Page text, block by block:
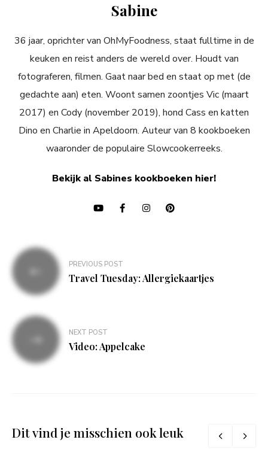
Sabine
36 jaar, oprichter van OhMyFoodness, staat fulltime in de
keuken en reist anders de wereld over. Houdt van
fotograferen, filmen. Gaat naar bed en staat op met (de
gedachte aan) eten. Woont samen zoontjes Vic (maart
2017) en Cody (november 2019), hond Cass en katten
Dino en Charlie in Apeldoorn. Auteur van 8 kookboeken
waaronder de populaire Slowcookerreeks.
Bekijk al Sabines kookboeken hier!
Bericht
navigatie
PREVIOUS POST
Travel Tuesday: Allergiekaartjes
NEXT POST
Video: Appelcake
Dit vind je misschien ook leuk